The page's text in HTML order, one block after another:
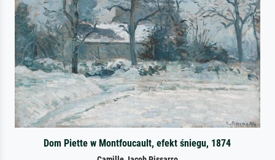
Dom Piette w Montfoucault, efekt śniegu, 1874